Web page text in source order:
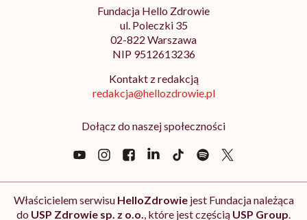
Fundacja Hello Zdrowie
ul. Poleczki 35
02-822 Warszawa
NIP 9512613236
Kontakt z redakcją
redakcja@hellozdrowie.pl
Dołącz do naszej społeczności
Właścicielem serwisu HelloZdrowiejest Fundacja należąca
do USP Zdrowie sp. z o.o., które jest częścią USP Group.